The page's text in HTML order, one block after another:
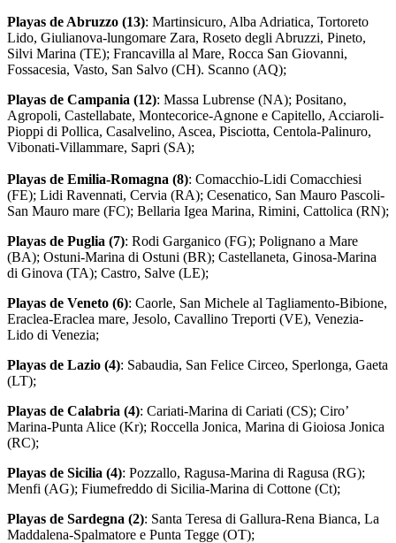
Playas de Abruzzo (13): Martinsicuro, Alba Adriatica, Tortoreto
Lido, Giulianova-lungomare Zara, Roseto degli Abruzzi, Pineto,
Silvi Marina (TE); Francavilla al Mare, Rocca San Giovanni,
Fossacesia, Vasto, San Salvo (CH). Scanno (AQ);
Playas de Campania (12): Massa Lubrense (NA); Positano,
Agropoli, Castellabate, Montecorice-Agnone e Capitello, Acciaroli-
Pioppi di Pollica, Casalvelino, Ascea, Pisciotta, Centola-Palinuro,
Vibonati-Villammare, Sapri (SA);
Playas de Emilia-Romagna (8): Comacchio-Lidi Comacchiesi
(FE); Lidi Ravennati, Cervia (RA); Cesenatico, San Mauro Pascoli-
San Mauro mare (FC); Bellaria Igea Marina, Rimini, Cattolica (RN);
Playas de Puglia (7): Rodi Garganico (FG); Polignano a Mare
(BA); Ostuni-Marina di Ostuni (BR); Castellaneta, Ginosa-Marina
di Ginova (TA); Castro, Salve (LE);
Playas de Veneto (6): Caorle, San Michele al Tagliamento-Bibione,
Eraclea-Eraclea mare, Jesolo, Cavallino Treporti (VE), Venezia-
Lido di Venezia;
Playas de Lazio (4): Sabaudia, San Felice Circeo, Sperlonga, Gaeta
(LT);
Playas de Calabria (4): Cariati-Marina di Cariati (CS); Ciro’
Marina-Punta Alice (Kr); Roccella Jonica, Marina di Gioiosa Jonica
(RC);
Playas de Sicilia (4): Pozzallo, Ragusa-Marina di Ragusa (RG);
Menfi (AG); Fiumefreddo di Sicilia-Marina di Cottone (Ct);
Playas de Sardegna (2): Santa Teresa di Gallura-Rena Bianca, La
Maddalena-Spalmatore e Punta Tegge (OT);